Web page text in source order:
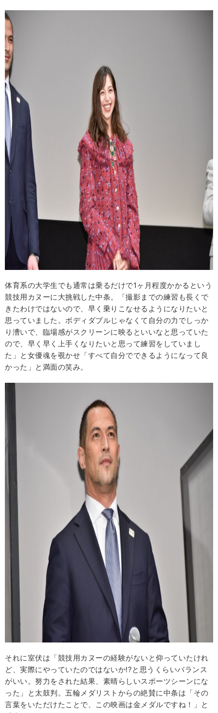
体育系の大学生でも通常は乗るだけで1ヶ月程度かかるという
競技用カヌーに大挑戦した中条。「撮影までの練習も長くで
きたわけではないので、早く乗りこなせるようになりたいと
思っていました。ボディダブルじゃなくて自分の力でしっか
り漕いで、臨場感がスクリーンに映るといいなと思っていた
ので、早く早く上手くなりたいと思って練習をしていまし
た」と女優魂を覗かせ「すべて自分でできるようになって良
かった」と満面の笑み。
それに室伏は「競技用カヌーの経験がないと仰っていたけれ
ど、実際にやっていたのではないか!?と思うくらいバランス
がいい。努力をされた結果、素晴らしいスポーツシーンにな
った」と太鼓判。五輪メダリストからの絶賛に中条は「その
言葉をいただけたことで、この映画は金メダルですね！」と